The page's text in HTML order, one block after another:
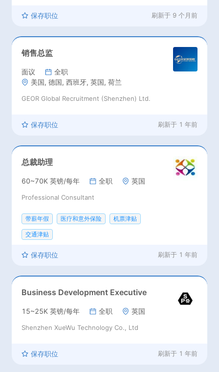
保存职位 刷新于 9 个月前
销售总监
面议
全职
美国, 德国, 西班牙, 英国, 荷兰
GEOR Global Recruitment (Shenzhen) Ltd.
保存职位 刷新于 1 年前
总裁助理
60~70K 英镑/每年 全职 英国
Professional Consultant
带薪年假 医疗和意外保险 机票津贴
交通津贴
保存职位 刷新于 1 年前
Business Development Executive
15~25K 英镑/每年 全职 英国
Shenzhen XueWu Technology Co., Ltd
保存职位 刷新于 1 年前